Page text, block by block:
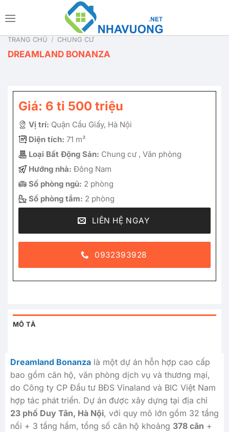
qua
dung
TRANG CHỦ / CHUNG CƯ
DREAMLAND BONANZA
Giá: 6 tỉ 500 triệu
Vị trí: Quận Cầu Giấy, Hà Nội
Diện tích: 71 m²
Loại Bất Động Sản: Chung cư , Văn phòng
Hướng nhà: Đông Nam
Số phòng ngủ: 2 phòng
Số phòng tắm: 2 phòng
LIÊN HỆ NGAY
0932393928
MÔ TẢ
Dreamland Bonanza là một dự án hỗn hợp cao cấp
bao gồm căn hộ, văn phòng dịch vụ và thương mại,
do Công ty CP Đầu tư BĐS Vinaland và BIC Việt Nam
hợp tác phát triển. Dự án được xây dựng tại địa chỉ
23 phố Duy Tân, Hà Nội, với quy mô lớn gồm 32 tầng
nổi + 3 tầng hầm, tổng số căn hộ khoảng 378 căn +